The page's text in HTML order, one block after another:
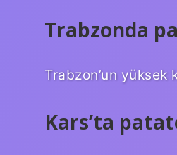
Trabzonda
Trabzon’un
Kars’ta